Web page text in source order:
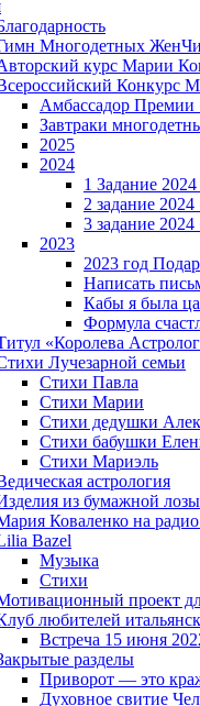
Многодетных
курс Марии
Конкурс
Амбассадор Премии
Завтраки
2025
2024
1 Задание
2 задание
3 задание
2023
2023 год
Написать
Кабы я была
Формула
«Королева
Лучезарной семьи
Стихи Павла
Стихи Марии
Стихи дедушки
Стихи бабушки
Стихи Мариэль
астрология
из бумажной лозы
Коваленко на
Bazel
Музыка
Cтихи
проект
любителей
Встреча 15 июня
разделы
Приворот — это
Духовное свитие